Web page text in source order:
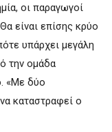
οι παραγωγοί
είναι επίσης κρύο
υπάρχει μεγάλη
την ομάδα
«Με δύο
καταστραφεί ο